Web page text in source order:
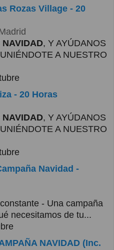
Rozas Village - 20
NAVIDAD, Y AYÚDANOS
A NUESTRO
- 20 Horas
NAVIDAD, Y AYÚDANOS
A NUESTRO
Navidad -
- Una campaña
necesitamos de tu...
NAVIDAD (Inc.